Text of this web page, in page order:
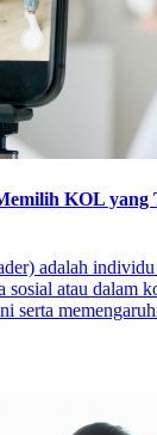
KOL yang
adalah
sosial atau dalam
serta